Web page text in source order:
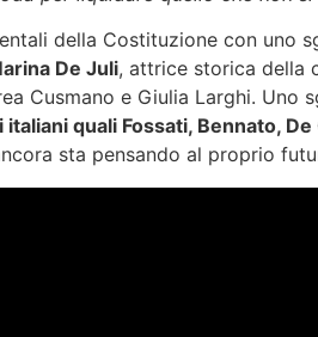
della Costituzione con uno
De Juli, attrice storica della
Cusmano e Giulia Larghi. Uno
quali Fossati, Bennato, De
sta pensando al proprio